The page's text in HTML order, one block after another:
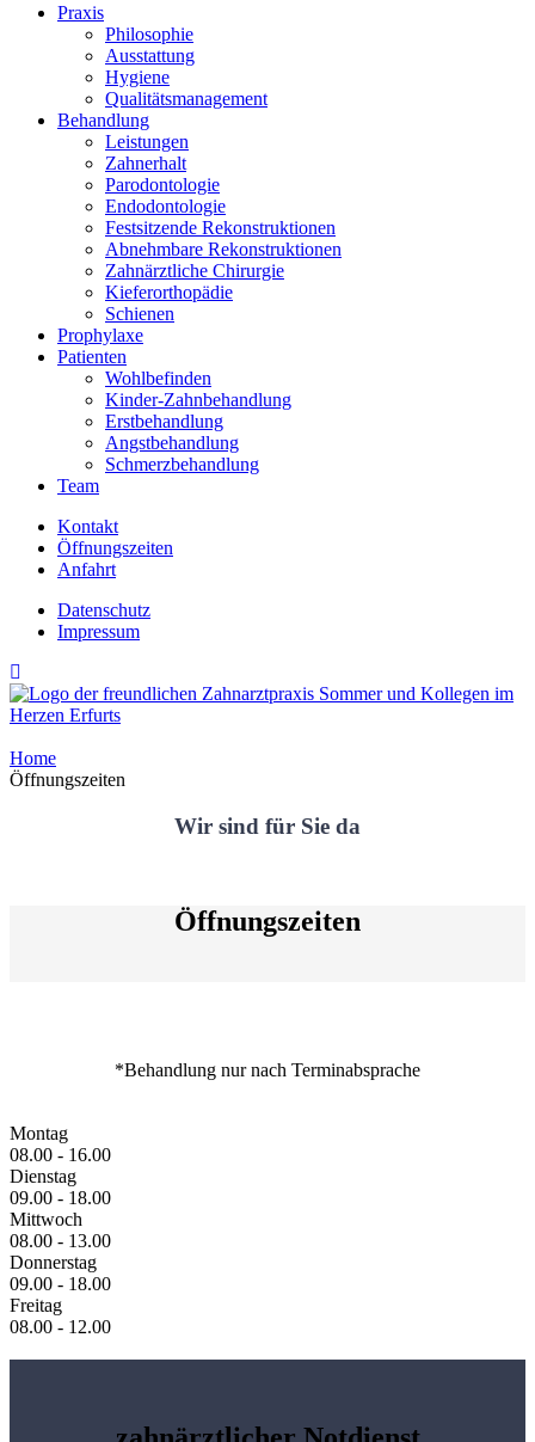
Praxis
Philosophie
Ausstattung
Hygiene
Qualitätsmanagement
Behandlung
Leistungen
Zahnerhalt
Parodontologie
Endodontologie
Festsitzende Rekonstruktionen
Abnehmbare Rekonstruktionen
Zahnärztliche Chirurgie
Kieferorthopädie
Schienen
Prophylaxe
Patienten
Wohlbefinden
Kinder-Zahnbehandlung
Erstbehandlung
Angstbehandlung
Schmerzbehandlung
Team
Kontakt
Öffnungszeiten
Anfahrt
Datenschutz
Impressum
Home
Öffnungszeiten
Wir sind für Sie da
Öffnungszeiten
*Behandlung nur nach Terminabsprache
Montag
08.00 - 16.00
Dienstag
09.00 - 18.00
Mittwoch
08.00 - 13.00
Donnerstag
09.00 - 18.00
Freitag
08.00 - 12.00